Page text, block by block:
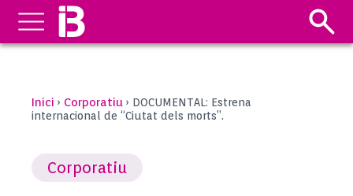
Inici › Corporatiu › DOCUMENTAL: Estrena
internacional de “Ciutat dels morts”.
Corporatiu